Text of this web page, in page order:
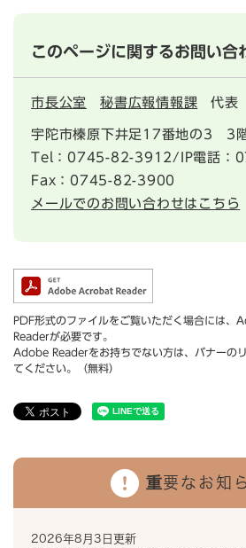
このページに関するお問い合
市長公室 秘書広報情報課 代表
宇陀市榛原下井足17番地の3 3
Tel：0745-82-3912/IP電話：
Fax：0745-82-3900
メールでのお問い合わせはこちら
PDF形式のファイルをご覧いただく場合には
Readerが必要です。
Adobe Readerをお持ちでない方は、バナーの
てください。（無料）
重要なお知
2026年8月3日更新